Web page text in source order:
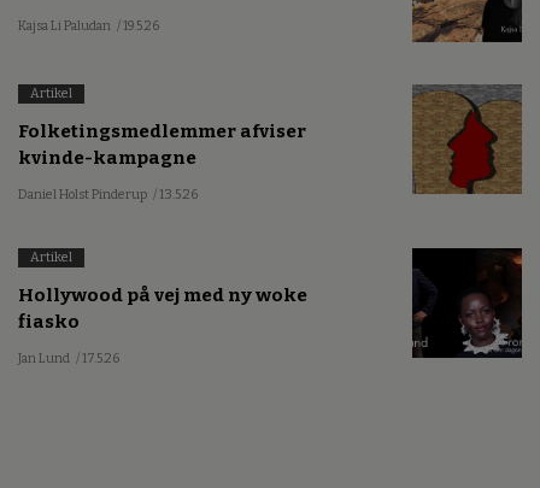
Kajsa Li Paludan / 19.5.26
Artikel
Folketingsmedlemmer afviser
kvinde-kampagne
Daniel Holst Pinderup / 13.5.26
Artikel
Hollywood på vej med ny woke
fiasko
Jan Lund / 17.5.26